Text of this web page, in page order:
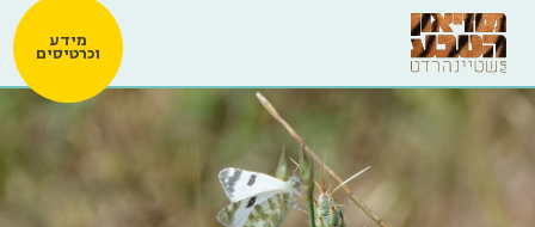
מידע
וכרטיסים